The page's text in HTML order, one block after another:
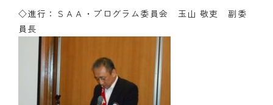
◇進行：ＳＡＡ・プログラム委員会 玉山 敬吏 副委
員長